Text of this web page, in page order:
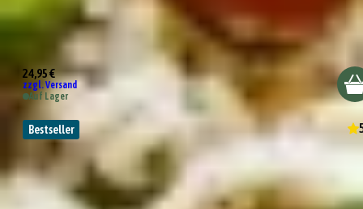
Wundertüte Champagner war aus
24,95 €
zzgl. Versand
Auf Lager
Bestseller